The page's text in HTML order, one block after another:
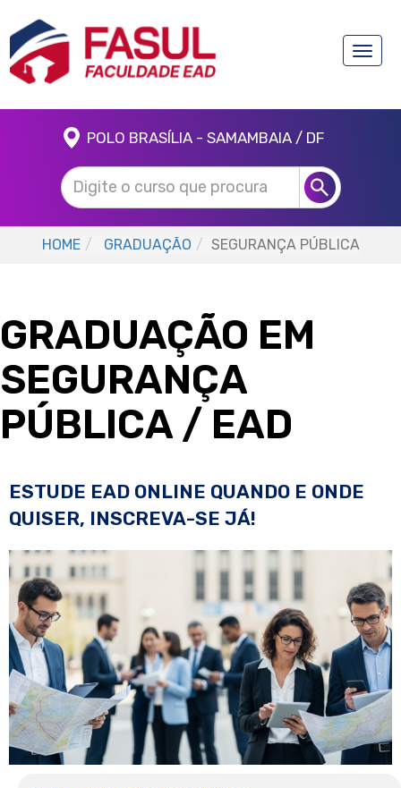
Toggle
POLO BRASÍLIA - SAMAMBAIA / DF
HOME GRADUAÇÃO SEGURANÇA PÚBLICA
GRADUAÇÃO EM
SEGURANÇA
PÚBLICA / EAD
ESTUDE EAD ONLINE QUANDO E ONDE
QUISER, INSCREVA-SE JÁ!